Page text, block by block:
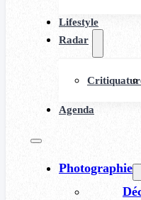
Lifestyle
Radar
Agenda
Photographie